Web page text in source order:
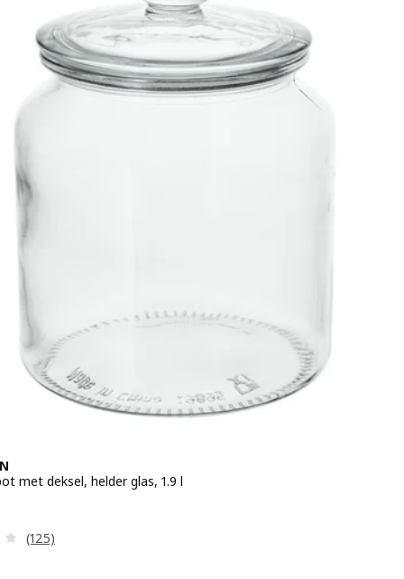
met deksel, helder glas, 1.9 l
4.49
Beoordeling: 3.9 van 5 sterren. Totaal beoordelingen:
(125)